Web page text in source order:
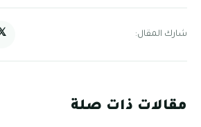
شارك المقال:
مقالات ذات صلة